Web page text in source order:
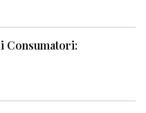
Consumatori: